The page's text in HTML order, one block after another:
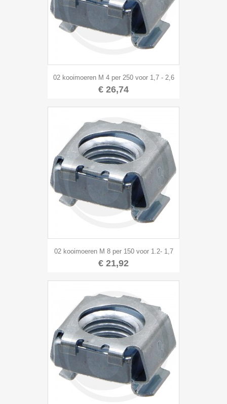
02 kooimoeren M 4 per 250 voor 1,7 - 2,6
€ 26,74
02 kooimoeren M 8 per 150 voor 1.2- 1,7
€ 21,92